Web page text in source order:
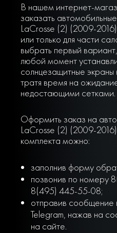
В нашем интернет-
заказать
LaCrosse (2) (2009-
или только для части
выбрать первый
любой момент
солнцезащитные
тратя время на
недостающими сетками.
Оформить заказ на
LaCrosse (2) (2009-
комплекта можно:
заполнив форму
позвонив по номеру
8(495) 445-55-08;
отправив сообщение
Telegram, нажав на
на сайте.